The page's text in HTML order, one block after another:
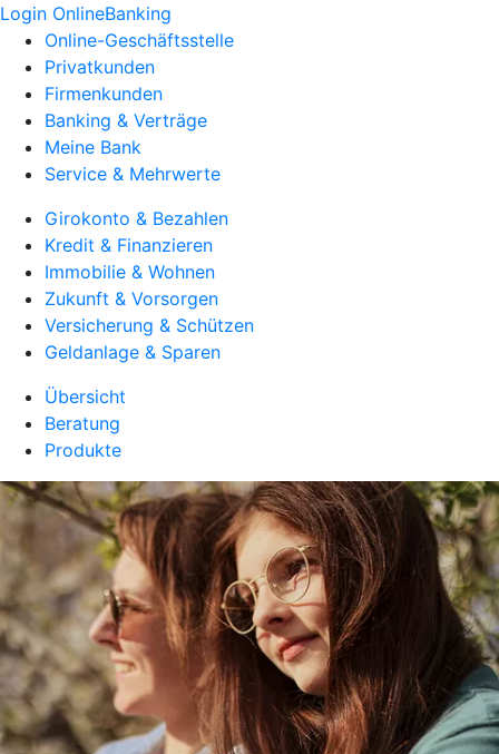
Login OnlineBanking
Online-Geschäftsstelle
Privatkunden
Firmenkunden
Banking & Verträge
Meine Bank
Service & Mehrwerte
Girokonto & Bezahlen
Kredit & Finanzieren
Immobilie & Wohnen
Zukunft & Vorsorgen
Versicherung & Schützen
Geldanlage & Sparen
Übersicht
Beratung
Produkte